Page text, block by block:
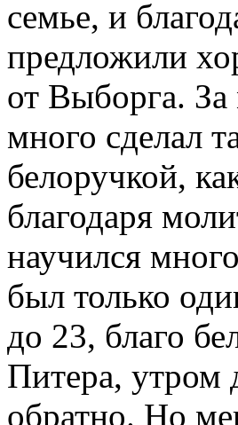
семье, и
предложили
от Выборга.
много сделал
белоручкой,
благодаря
научился
был только
до 23, благо
Питера, утром
обратно. Но